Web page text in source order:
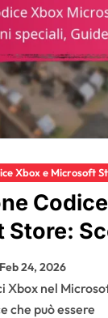
Xbox e Microsoft
Store:
speciali,
l’utente
Feb 24, 2026
che può essere